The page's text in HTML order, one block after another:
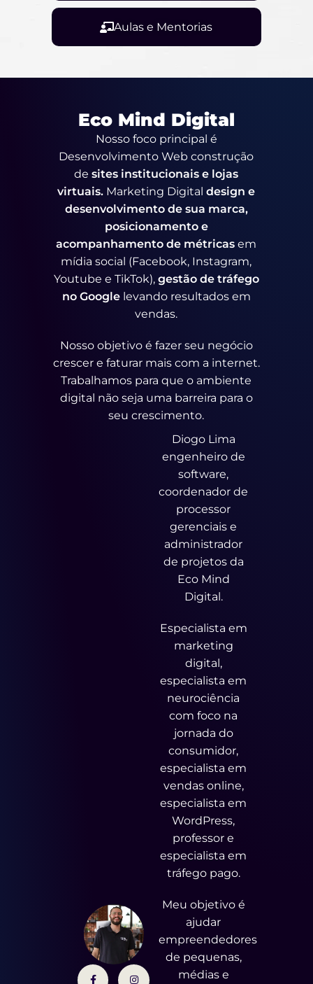
Aulas e Mentorias
Eco Mind Digital
Nosso foco principal é
Desenvolvimento Web construção
desites institucionais e lojas
virtuais. Marketing Digitaldesign e
desenvolvimento de sua marca,
posicionamento e
acompanhamento de métricas em
mídia social (Facebook, Instagram,
Youtube e TikTok), gestão de tráfego
no Googlelevando resultados em
vendas.
Nosso objetivo é fazer seu negócio
crescer e faturar mais com a internet.
Trabalhamos para que o ambiente
digital não seja uma barreira para o
seu crescimento.
Diogo Lima
engenheiro de
software,
coordenador de
processor
gerenciais e
administrador
de projetos da
Eco Mind
Digital.
Especialista em
marketing
digital,
especialista em
neurociência
com foco na
jornada do
consumidor,
especialista em
vendas online,
especialista em
WordPress,
professor e
especialista em
tráfego pago.
Meu objetivo é
ajudar
empreendedores
de pequenas,
médias e